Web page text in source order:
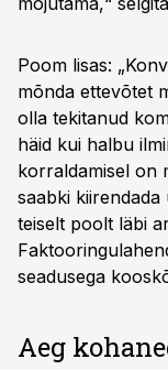
Poom lisas:
mõnda ettevõtet
olla tekitanud
häid kui halbu
korraldamisel on
saabki kiirendada
teiselt poolt läbi
seadusega
Aeg